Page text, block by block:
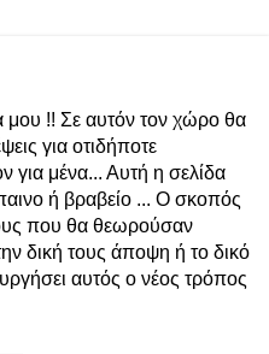
μου !! Σε αυτόν τον χώρο θα
για οτιδήποτε
για μένα... Αυτή η σελίδα
ή βραβείο ... Ο σκοπός
που θα θεωρούσαν
δική τους άποψη ή το δικό
αυτός ο νέος τρόπος